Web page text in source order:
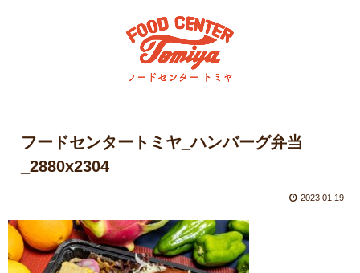
フードセンタートミヤ_ハンバーグ弁当
_2880x2304
2023.01.19